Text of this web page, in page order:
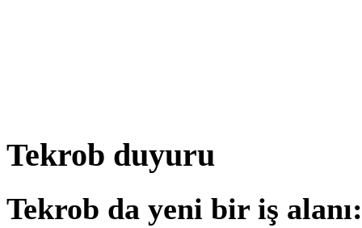
Tekrob duyuru
Tekrob da yeni bir iş alanı: